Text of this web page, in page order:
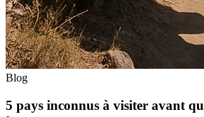
Blog
5 pays inconnus à visiter avant